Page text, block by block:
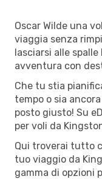
Oscar Wilde una
viaggia senza
lasciarsi alle
avventura con
Che tu stia
tempo o sia
posto giusto! Su
per voli da
Qui troverai tutto
tuo viaggio da
gamma di opzioni